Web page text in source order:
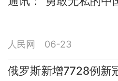
人民网 06-23
俄罗斯新增7728例新